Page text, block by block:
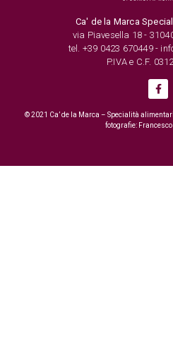
Ca' de la Marca
via Piavesella 18 -
tel. +39 0423 670449 -
P.IVA e C.F.
© 2021 Ca’ de la Marca – Specialità
fotografie: